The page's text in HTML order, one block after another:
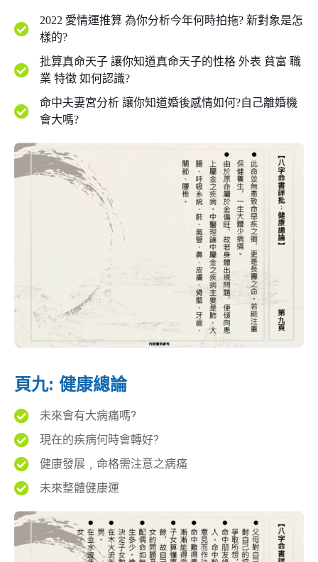
2022 愛情運推算 為你分析今年何時拍拖? 新對象是怎
樣的?
批算真命天子 讓你知道真命天子的性格 外表 貧富 職
業 特徵 如何認識?
命中夫妻宮分析 讓你知道婚後感情如何?自己離婚機
會大嗎?
頁九: 健康總論
未來會有大病痛嗎?
現在的疾病何時會轉好?
健康發展﹐命格需注意之病痛
未來整體健康運